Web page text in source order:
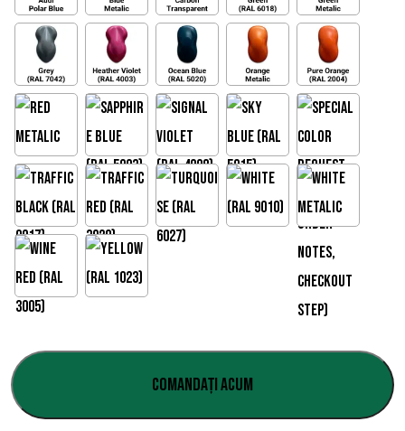
r
a
d
p
e
u
r
Comandați acum